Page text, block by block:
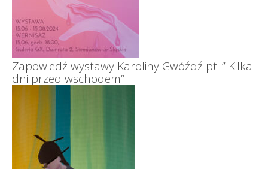
Zapowiedź wystawy Karoliny Gwóźdź pt. ” Kilka
dni przed wschodem”